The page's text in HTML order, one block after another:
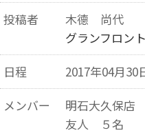
投稿者
木德 尚代
グランフロン
日程
2017年04月30
メンバー
明石大久保店
友人 ５名